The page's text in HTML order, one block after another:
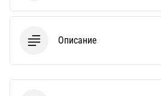
Описание